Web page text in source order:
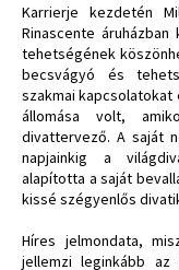
Karrierje kezdetén
Rinascente
tehetségének
becsvágyó és
szakmai
állomása volt,
divattervező. A saját
napjainkig a
alapította a saját
kissé szégyenlős
Híres jelmondata,
jellemzi leginkább az